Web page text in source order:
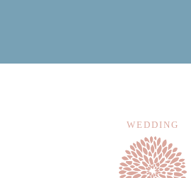
WEDDING